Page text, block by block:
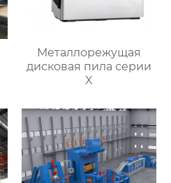
Металлорежущая
дисковая пила серии
X